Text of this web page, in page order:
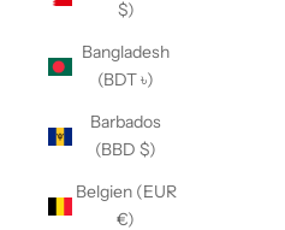
$)
Bangladesh
(BDT ৳)
Barbados
(BBD $)
Belgien (EUR
€)